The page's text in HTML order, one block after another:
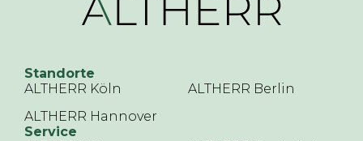
Standorte
ALTHERR Köln
ALTHERR Berlin
ALTHERR Hannover
Service